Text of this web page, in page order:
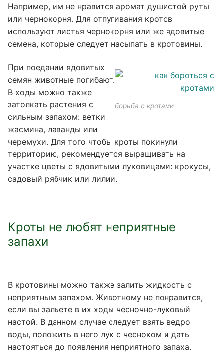
Например, им не нравится аромат душистой руты
или чернокорня. Для отпугивания кротов
используют листья чернокорня или же ядовитые
семена, которые следует насыпать в кротовины.
борьба с кротами
При поедании ядовитых
семян животные погибают.
В ходы можно также
затолкать растения с
сильным запахом: ветки
жасмина, лаванды или
черемухи. Для того чтобы кроты покинули
территорию, рекомендуется выращивать на
участке цветы с ядовитыми луковицами: крокусы,
садовый рябчик или лилии.
Кроты не любят неприятные
запахи
В кротовины можно также залить жидкость с
неприятным запахом. Животному не понравится,
если вы зальете в их ходы чесночно-луковый
настой. В данном случае следует взять ведро
воды, положить в него лук с чесноком и дать
настояться до появления неприятного запаха.